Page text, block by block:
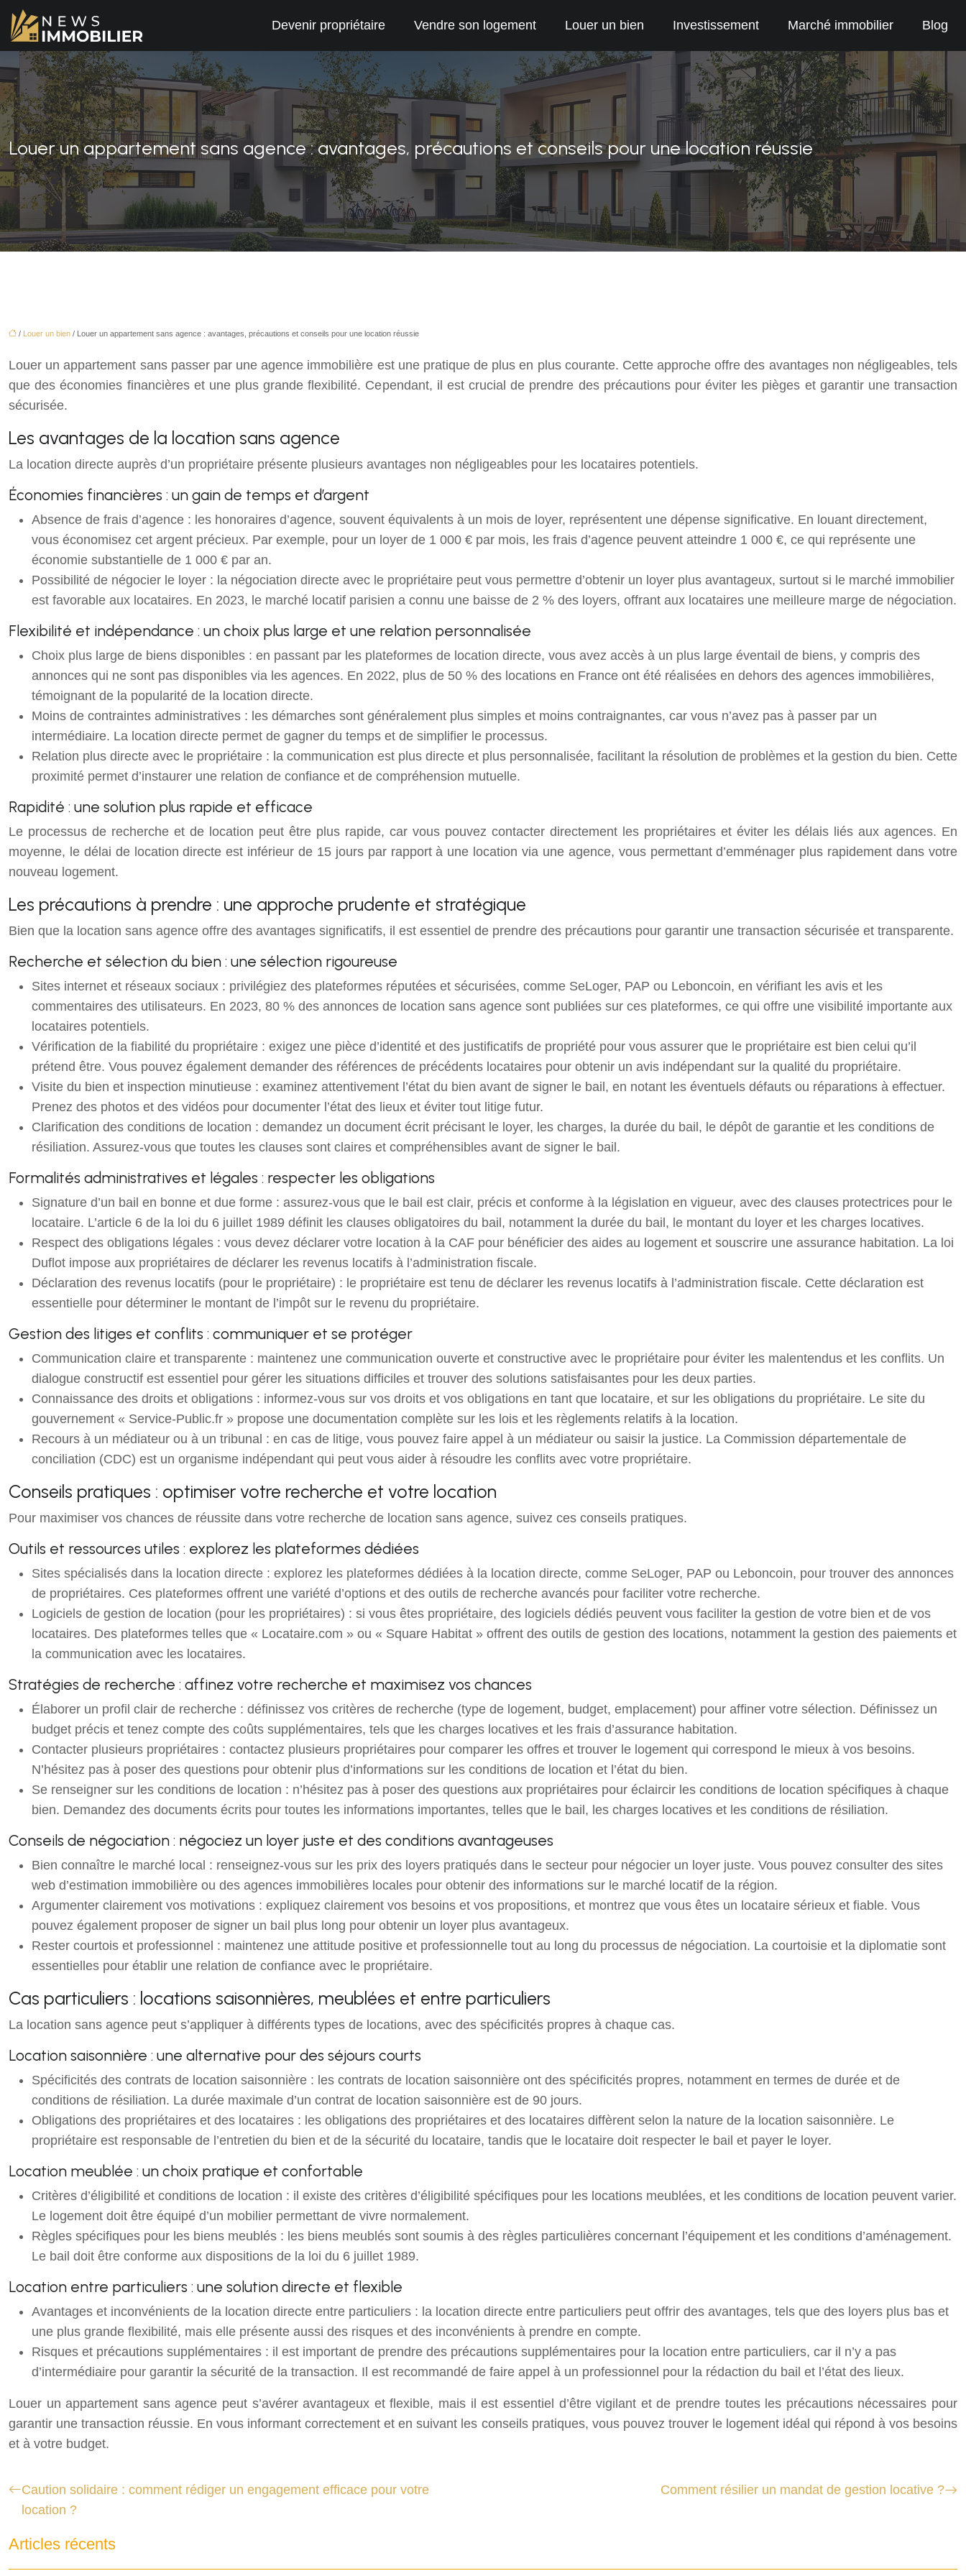
Devenir propriétaire Vendre son logement Louer un bien Investissement Marché immobilier Blog
Louer un appartement sans agence : avantages, précautions et conseils pour une location réussie
/ Louer un bien / Louer un appartement sans agence : avantages, précautions et conseils pour une location réussie
Louer un appartement sans passer par une agence immobilière est une pratique de plus en plus courante. Cette approche offre des avantages non négligeables, tels
que des économies financières et une plus grande flexibilité. Cependant, il est crucial de prendre des précautions pour éviter les pièges et garantir une transaction
sécurisée.
Les avantages de la location sans agence
La location directe auprès d’un propriétaire présente plusieurs avantages non négligeables pour les locataires potentiels.
Économies financières : un gain de temps et d’argent
Absence de frais d’agence : les honoraires d’agence, souvent équivalents à un mois de loyer, représentent une dépense significative. En louant directement,
vous économisez cet argent précieux. Par exemple, pour un loyer de 1 000 € par mois, les frais d’agence peuvent atteindre 1 000 €, ce qui représente une
économie substantielle de 1 000 € par an.
Possibilité de négocier le loyer : la négociation directe avec le propriétaire peut vous permettre d’obtenir un loyer plus avantageux, surtout si le marché immobilier
est favorable aux locataires. En 2023, le marché locatif parisien a connu une baisse de 2 % des loyers, offrant aux locataires une meilleure marge de négociation.
Flexibilité et indépendance : un choix plus large et une relation personnalisée
Choix plus large de biens disponibles : en passant par les plateformes de location directe, vous avez accès à un plus large éventail de biens, y compris des
annonces qui ne sont pas disponibles via les agences. En 2022, plus de 50 % des locations en France ont été réalisées en dehors des agences immobilières,
témoignant de la popularité de la location directe.
Moins de contraintes administratives : les démarches sont généralement plus simples et moins contraignantes, car vous n’avez pas à passer par un
intermédiaire. La location directe permet de gagner du temps et de simplifier le processus.
Relation plus directe avec le propriétaire : la communication est plus directe et plus personnalisée, facilitant la résolution de problèmes et la gestion du bien. Cette
proximité permet d’instaurer une relation de confiance et de compréhension mutuelle.
Rapidité : une solution plus rapide et efficace
Le processus de recherche et de location peut être plus rapide, car vous pouvez contacter directement les propriétaires et éviter les délais liés aux agences. En
moyenne, le délai de location directe est inférieur de 15 jours par rapport à une location via une agence, vous permettant d’emménager plus rapidement dans votre
nouveau logement.
Les précautions à prendre : une approche prudente et stratégique
Bien que la location sans agence offre des avantages significatifs, il est essentiel de prendre des précautions pour garantir une transaction sécurisée et transparente.
Recherche et sélection du bien : une sélection rigoureuse
Sites internet et réseaux sociaux : privilégiez des plateformes réputées et sécurisées, comme SeLoger, PAP ou Leboncoin, en vérifiant les avis et les
commentaires des utilisateurs. En 2023, 80 % des annonces de location sans agence sont publiées sur ces plateformes, ce qui offre une visibilité importante aux
locataires potentiels.
Vérification de la fiabilité du propriétaire : exigez une pièce d’identité et des justificatifs de propriété pour vous assurer que le propriétaire est bien celui qu’il
prétend être. Vous pouvez également demander des références de précédents locataires pour obtenir un avis indépendant sur la qualité du propriétaire.
Visite du bien et inspection minutieuse : examinez attentivement l’état du bien avant de signer le bail, en notant les éventuels défauts ou réparations à effectuer.
Prenez des photos et des vidéos pour documenter l’état des lieux et éviter tout litige futur.
Clarification des conditions de location : demandez un document écrit précisant le loyer, les charges, la durée du bail, le dépôt de garantie et les conditions de
résiliation. Assurez-vous que toutes les clauses sont claires et compréhensibles avant de signer le bail.
Formalités administratives et légales : respecter les obligations
Signature d’un bail en bonne et due forme : assurez-vous que le bail est clair, précis et conforme à la législation en vigueur, avec des clauses protectrices pour le
locataire. L’article 6 de la loi du 6 juillet 1989 définit les clauses obligatoires du bail, notamment la durée du bail, le montant du loyer et les charges locatives.
Respect des obligations légales : vous devez déclarer votre location à la CAF pour bénéficier des aides au logement et souscrire une assurance habitation. La loi
Duflot impose aux propriétaires de déclarer les revenus locatifs à l’administration fiscale.
Déclaration des revenus locatifs (pour le propriétaire) : le propriétaire est tenu de déclarer les revenus locatifs à l’administration fiscale. Cette déclaration est
essentielle pour déterminer le montant de l’impôt sur le revenu du propriétaire.
Gestion des litiges et conflits : communiquer et se protéger
Communication claire et transparente : maintenez une communication ouverte et constructive avec le propriétaire pour éviter les malentendus et les conflits. Un
dialogue constructif est essentiel pour gérer les situations difficiles et trouver des solutions satisfaisantes pour les deux parties.
Connaissance des droits et obligations : informez-vous sur vos droits et vos obligations en tant que locataire, et sur les obligations du propriétaire. Le site du
gouvernement « Service-Public.fr » propose une documentation complète sur les lois et les règlements relatifs à la location.
Recours à un médiateur ou à un tribunal : en cas de litige, vous pouvez faire appel à un médiateur ou saisir la justice. La Commission départementale de
conciliation (CDC) est un organisme indépendant qui peut vous aider à résoudre les conflits avec votre propriétaire.
Conseils pratiques : optimiser votre recherche et votre location
Pour maximiser vos chances de réussite dans votre recherche de location sans agence, suivez ces conseils pratiques.
Outils et ressources utiles : explorez les plateformes dédiées
Sites spécialisés dans la location directe : explorez les plateformes dédiées à la location directe, comme SeLoger, PAP ou Leboncoin, pour trouver des annonces
de propriétaires. Ces plateformes offrent une variété d’options et des outils de recherche avancés pour faciliter votre recherche.
Logiciels de gestion de location (pour les propriétaires) : si vous êtes propriétaire, des logiciels dédiés peuvent vous faciliter la gestion de votre bien et de vos
locataires. Des plateformes telles que « Locataire.com » ou « Square Habitat » offrent des outils de gestion des locations, notamment la gestion des paiements et
la communication avec les locataires.
Stratégies de recherche : affinez votre recherche et maximisez vos chances
Élaborer un profil clair de recherche : définissez vos critères de recherche (type de logement, budget, emplacement) pour affiner votre sélection. Définissez un
budget précis et tenez compte des coûts supplémentaires, tels que les charges locatives et les frais d’assurance habitation.
Contacter plusieurs propriétaires : contactez plusieurs propriétaires pour comparer les offres et trouver le logement qui correspond le mieux à vos besoins.
N’hésitez pas à poser des questions pour obtenir plus d’informations sur les conditions de location et l’état du bien.
Se renseigner sur les conditions de location : n’hésitez pas à poser des questions aux propriétaires pour éclaircir les conditions de location spécifiques à chaque
bien. Demandez des documents écrits pour toutes les informations importantes, telles que le bail, les charges locatives et les conditions de résiliation.
Conseils de négociation : négociez un loyer juste et des conditions avantageuses
Bien connaître le marché local : renseignez-vous sur les prix des loyers pratiqués dans le secteur pour négocier un loyer juste. Vous pouvez consulter des sites
web d’estimation immobilière ou des agences immobilières locales pour obtenir des informations sur le marché locatif de la région.
Argumenter clairement vos motivations : expliquez clairement vos besoins et vos propositions, et montrez que vous êtes un locataire sérieux et fiable. Vous
pouvez également proposer de signer un bail plus long pour obtenir un loyer plus avantageux.
Rester courtois et professionnel : maintenez une attitude positive et professionnelle tout au long du processus de négociation. La courtoisie et la diplomatie sont
essentielles pour établir une relation de confiance avec le propriétaire.
Cas particuliers : locations saisonnières, meublées et entre particuliers
La location sans agence peut s’appliquer à différents types de locations, avec des spécificités propres à chaque cas.
Location saisonnière : une alternative pour des séjours courts
Spécificités des contrats de location saisonnière : les contrats de location saisonnière ont des spécificités propres, notamment en termes de durée et de
conditions de résiliation. La durée maximale d’un contrat de location saisonnière est de 90 jours.
Obligations des propriétaires et des locataires : les obligations des propriétaires et des locataires diffèrent selon la nature de la location saisonnière. Le
propriétaire est responsable de l’entretien du bien et de la sécurité du locataire, tandis que le locataire doit respecter le bail et payer le loyer.
Location meublée : un choix pratique et confortable
Critères d’éligibilité et conditions de location : il existe des critères d’éligibilité spécifiques pour les locations meublées, et les conditions de location peuvent varier.
Le logement doit être équipé d’un mobilier permettant de vivre normalement.
Règles spécifiques pour les biens meublés : les biens meublés sont soumis à des règles particulières concernant l’équipement et les conditions d’aménagement.
Le bail doit être conforme aux dispositions de la loi du 6 juillet 1989.
Location entre particuliers : une solution directe et flexible
Avantages et inconvénients de la location directe entre particuliers : la location directe entre particuliers peut offrir des avantages, tels que des loyers plus bas et
une plus grande flexibilité, mais elle présente aussi des risques et des inconvénients à prendre en compte.
Risques et précautions supplémentaires : il est important de prendre des précautions supplémentaires pour la location entre particuliers, car il n’y a pas
d’intermédiaire pour garantir la sécurité de la transaction. Il est recommandé de faire appel à un professionnel pour la rédaction du bail et l’état des lieux.
Louer un appartement sans agence peut s’avérer avantageux et flexible, mais il est essentiel d’être vigilant et de prendre toutes les précautions nécessaires pour
garantir une transaction réussie. En vous informant correctement et en suivant les conseils pratiques, vous pouvez trouver le logement idéal qui répond à vos besoins
et à votre budget.
Caution solidaire : comment rédiger un engagement efficace pour votre
location ?
Comment résilier un mandat de gestion locative ?
Articles récents